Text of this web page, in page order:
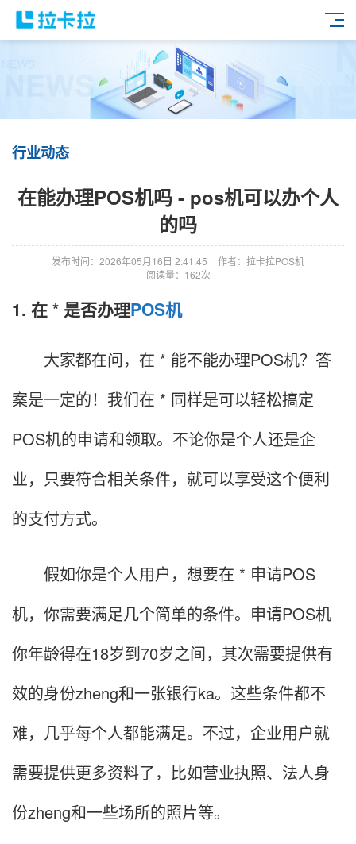
行业动态
在能办理POS机吗 - pos机可以办个人
的吗
发布时间：2026年05月16日 2:41:45
作者：拉卡拉POS机
阅读量：162次
1. 在 * 是否办理POS机
大家都在问，在 * 能不能办理POS机？答
案是一定的！我们在 * 同样是可以轻松搞定
POS机的申请和领取。不论你是个人还是企
业，只要符合相关条件，就可以享受这个便利
的支付方式。
假如你是个人用户，想要在 * 申请POS
机，你需要满足几个简单的条件。申请POS机
你年龄得在18岁到70岁之间，其次需要提供有
效的身份zheng和一张银行ka。这些条件都不
难，几乎每个人都能满足。不过，企业用户就
需要提供更多资料了，比如营业执照、法人身
份zheng和一些场所的照片等。